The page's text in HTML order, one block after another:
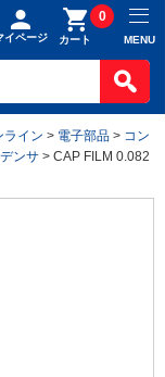
イページ カート
0
MENU
ライン > 電子部品 > コン
ンサ > CAP FILM 0.082